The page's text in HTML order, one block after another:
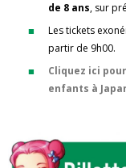
de 8 ans, sur
Les tickets
partir de 9h00.
Cliquez ici
enfants à